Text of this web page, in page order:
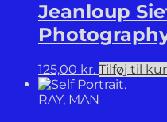
Jeanloup
125,00 kr. Tilføj til
RAY, MAN